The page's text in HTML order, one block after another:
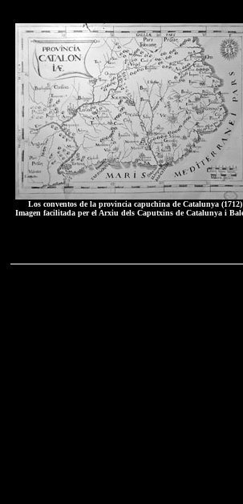
Los conventos de la provincia capuchina de Catalunya (1712)
Imagen facilitada per el Arxiu dels Caputxins de Catalunya i